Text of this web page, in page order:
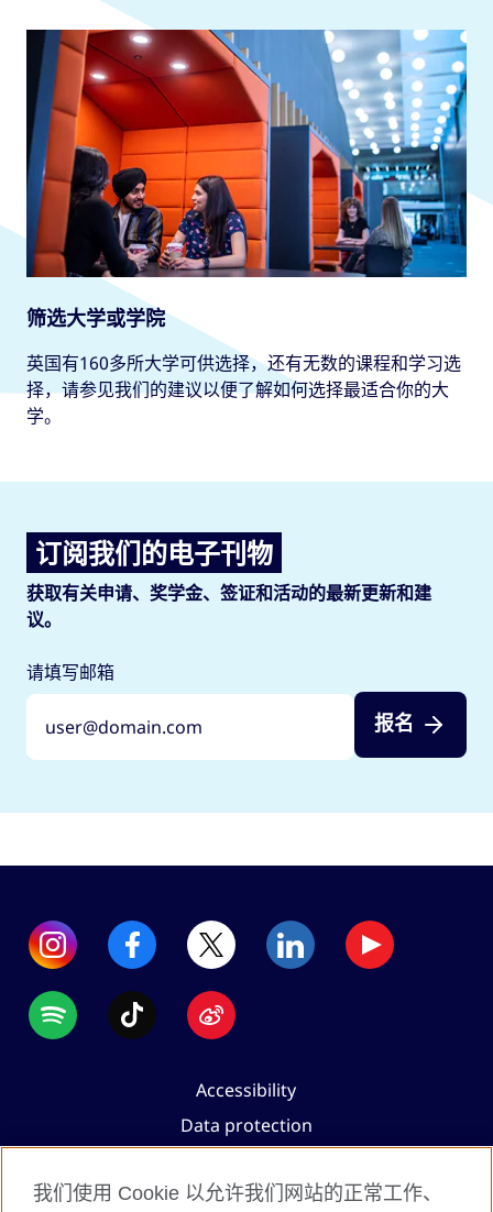
筛选大学或学院
英国有160多所大学可供选择，还有无数的课程和学习选
择，请参见我们的建议以便了解如何选择最适合你的大
学。
订阅我们的电子刊物
获取有关申请、奖学金、签证和活动的最新更新和建
议。
请填写邮箱
报名
Accessibility
Data protection
Cookies
我们使用 Cookie 以允许我们网站的正常工作、